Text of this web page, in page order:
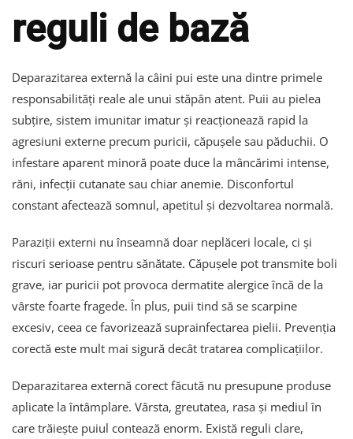
reguli de bază
Deparazitarea externă la câini pui este una dintre primele
responsabilități reale ale unui stăpân atent. Puii au pielea
subțire, sistem imunitar imatur și reacționează rapid la
agresiuni externe precum puricii, căpușele sau păduchii. O
infestare aparent minoră poate duce la mâncărimi intense,
răni, infecții cutanate sau chiar anemie. Disconfortul
constant afectează somnul, apetitul și dezvoltarea normală.
Paraziții externi nu înseamnă doar neplăceri locale, ci și
riscuri serioase pentru sănătate. Căpușele pot transmite boli
grave, iar puricii pot provoca dermatite alergice încă de la
vârste foarte fragede. În plus, puii tind să se scarpine
excesiv, ceea ce favorizează suprainfectarea pielii. Prevenția
corectă este mult mai sigură decât tratarea complicațiilor.
Deparazitarea externă corect făcută nu presupune produse
aplicate la întâmplare. Vârsta, greutatea, rasa și mediul în
care trăiește puiul contează enorm. Există reguli clare,